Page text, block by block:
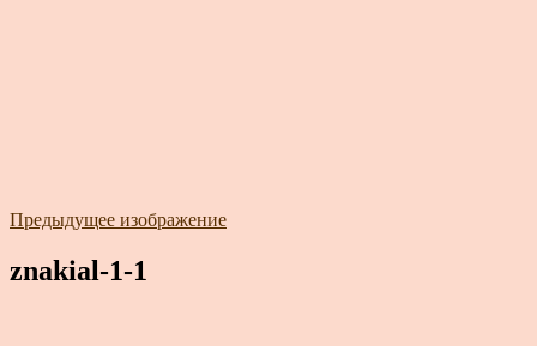
Предыдущее изображение
znakial-1-1